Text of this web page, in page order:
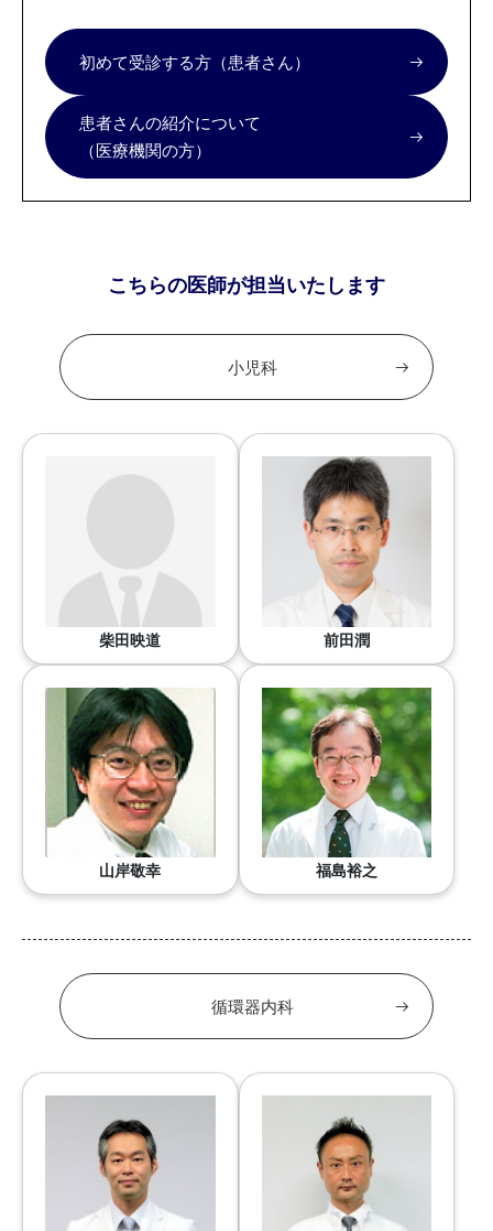
初めて受診する方（患者さん）
患者さんの紹介について
（医療機関の方）
こちらの医師が担当いたします
小児科
柴田映道 前田潤
山岸敬幸 福島裕之
循環器内科